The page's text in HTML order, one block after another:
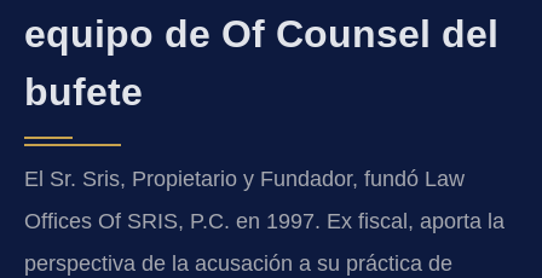
equipo de Of Counsel del
bufete
El Sr. Sris, Propietario y Fundador, fundó Law
Offices Of SRIS, P.C. en 1997. Ex fiscal, aporta la
perspectiva de la acusación a su práctica de